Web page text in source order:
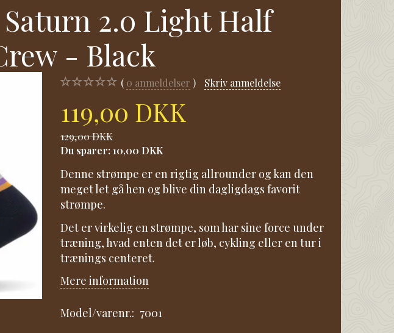
2.0 Light Half
- Black
0 anmeldelser Skriv anmeldelse
119,00 DKK
129,00 DKK
Du sparer: 10,00 DKK
Denne strømpe er en rigtig allrounder og kan den
meget let gå hen og blive din dagligdags favorit
strømpe.
Det er virkelig en strømpe, som har sine force under
træning, hvad enten det er løb, cykling eller en tur i
trænings centeret.
Mere information
Model/varenr.: 7001